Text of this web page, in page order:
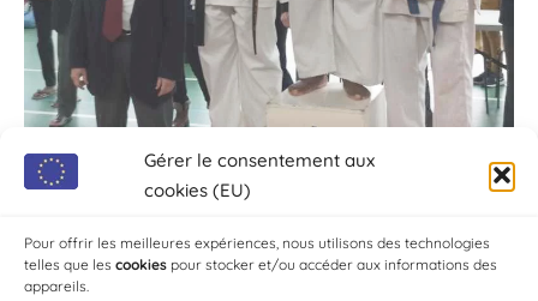
Gérer le consentement aux
cookies (EU)
Pour offrir les meilleures expériences, nous utilisons des technologies
telles que les cookies pour stocker et/ou accéder aux informations des
appareils.